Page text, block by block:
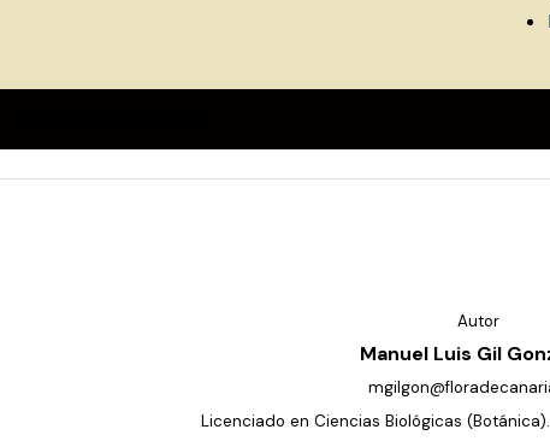
Autor
Manuel Luis Gil
Licenciado en Ciencias Biológicas